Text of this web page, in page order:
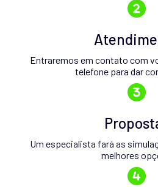
Entraremos em contato com
telefone para dar
Um especialista fará as
melhores